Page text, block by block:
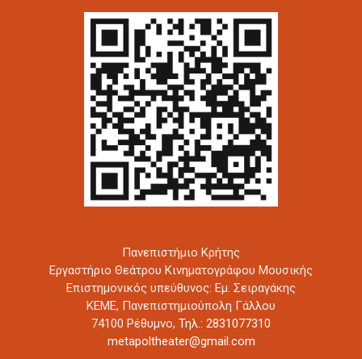
Πανεπιστήμιο Κρήτης
Εργαστήριο Θεάτρου Κινηματογράφου Μουσικής
Επιστημονικός υπεύθυνος: Εμ. Σειραγάκης
ΚΕΜΕ, Πανεπιστημιούπολη Γάλλου
74100 Ρέθυμνο, Τηλ.: 2831077310
metapoltheater@gmail.com